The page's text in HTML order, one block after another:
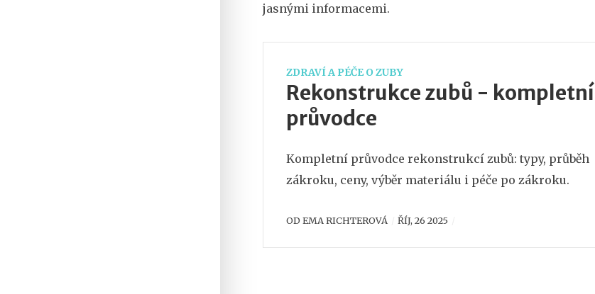
jasnými informacemi.
ZDRAVÍ A PÉČE O ZUBY
Rekonstrukce zubů - kompletní
průvodce
Kompletní průvodce rekonstrukcí zubů: typy, průběh
zákroku, ceny, výběr materiálu i péče po zákroku.
OD EMA RICHTEROVÁ ŘÍJ, 26 2025